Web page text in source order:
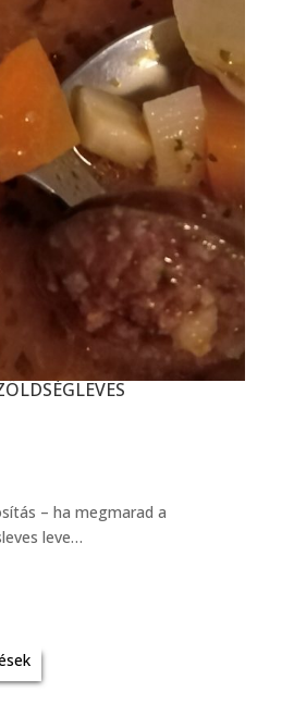
– ha megmarad a
leve…